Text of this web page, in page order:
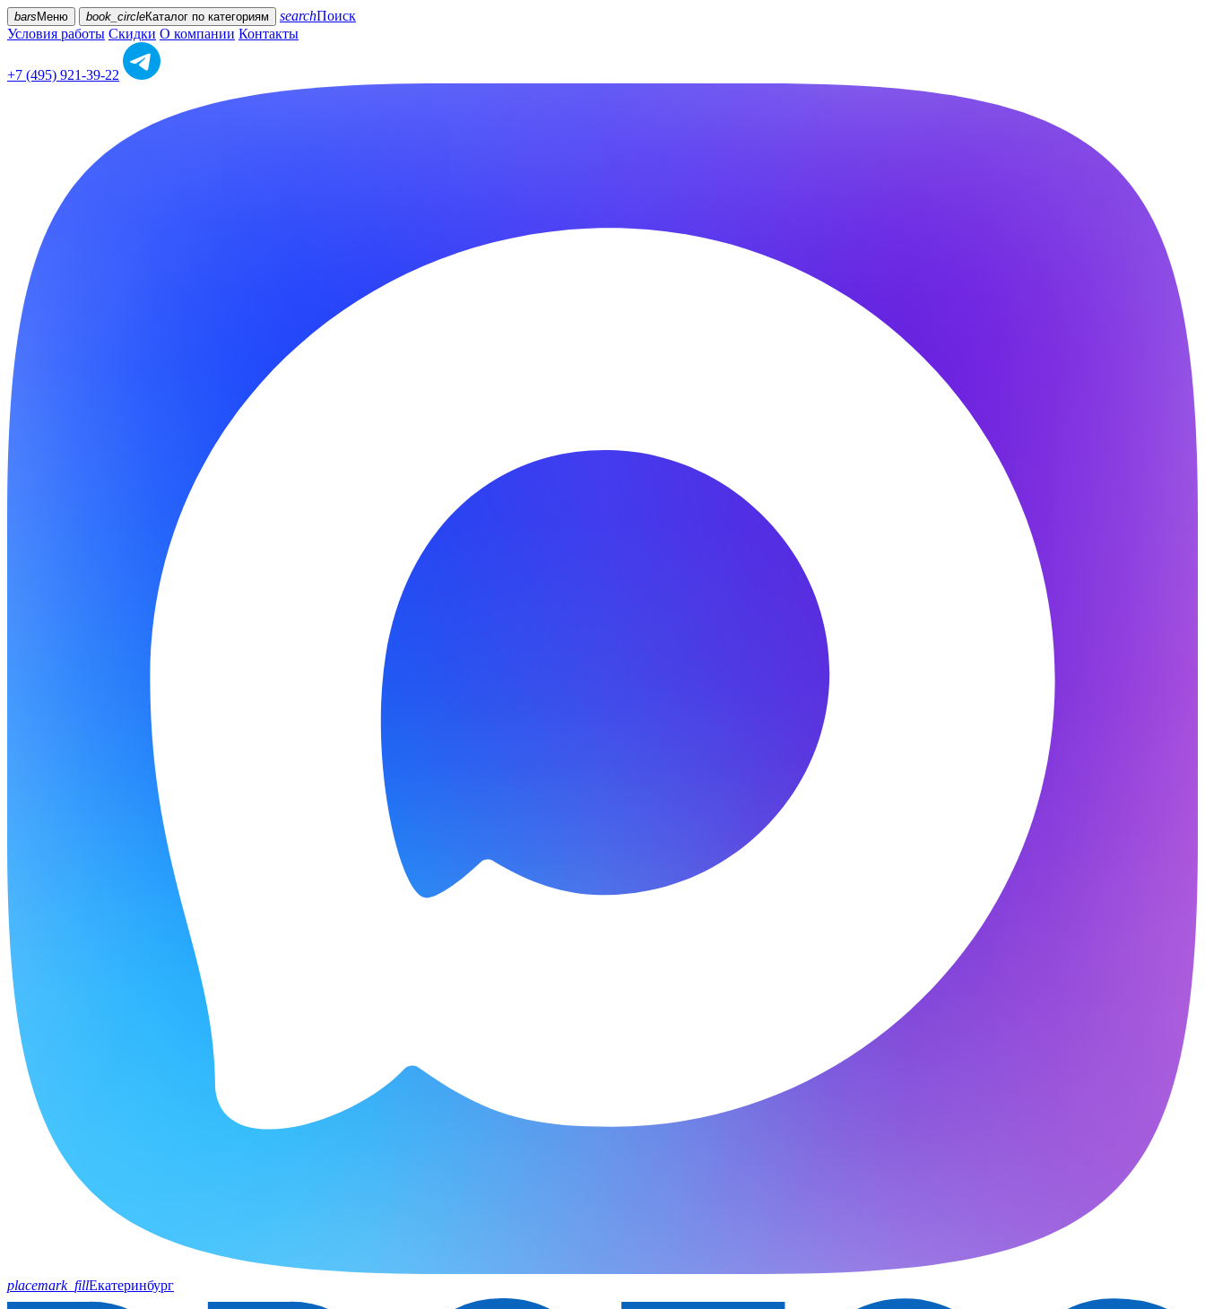
bars Меню book_circleКаталог по категориям searchПоиск
Условия работы Скидки О компании Контакты
+7 (495) 921-39-22
placemark_fillЕкатеринбург